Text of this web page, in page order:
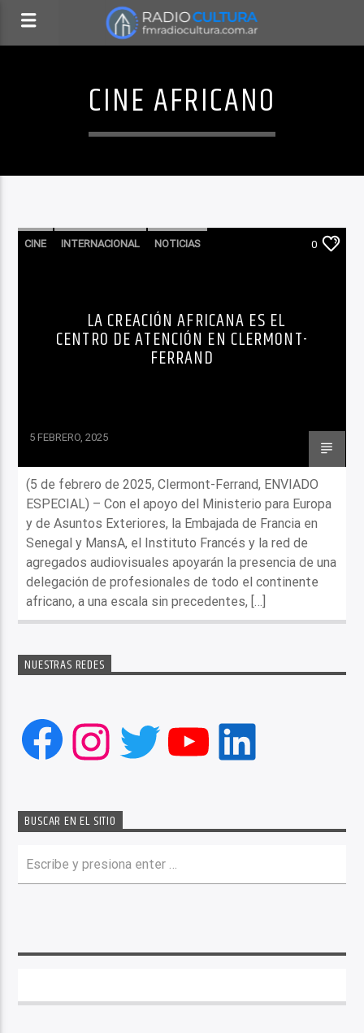
CINE AFRICANO
CINE INTERNACIONAL NOTICIAS 0
LA CREACIÓN AFRICANA ES EL
CENTRO DE ATENCIÓN EN CLERMONT-
FERRAND
5 FEBRERO, 2025
(5 de febrero de 2025, Clermont-Ferrand, ENVIADO
ESPECIAL) – Con el apoyo del Ministerio para Europa
y de Asuntos Exteriores, la Embajada de Francia en
Senegal y MansA, el Instituto Francés y la red de
agregados audiovisuales apoyarán la presencia de una
delegación de profesionales de todo el continente
africano, a una escala sin precedentes, […]
NUESTRAS REDES
Facebook
Instagram
Twitter
YouTube
LinkedIn
BUSCAR EN EL SITIO